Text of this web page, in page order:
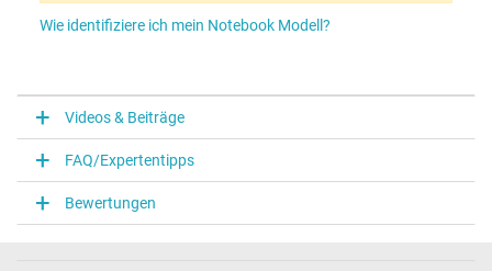
Wie identifiziere ich mein Notebook Modell?
Videos & Beiträge
FAQ/Expertentipps
Bewertungen